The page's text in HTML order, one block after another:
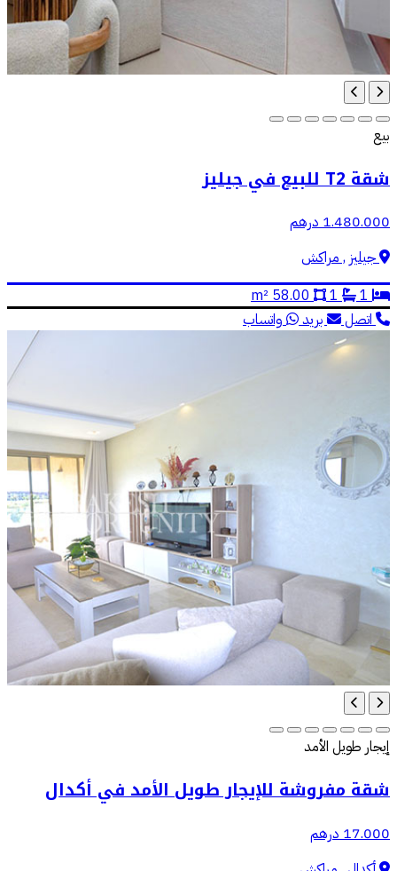
بيع
شقة T2 للبيع في جيليز
1.480.000 درهم
جيليز , مراكش
1
1
58.00 m²
اتصل
بريد واتساب
إيجار طويل الأمد
شقة مفروشة للإيجار طويل الأمد في أكدال
17.000 درهم